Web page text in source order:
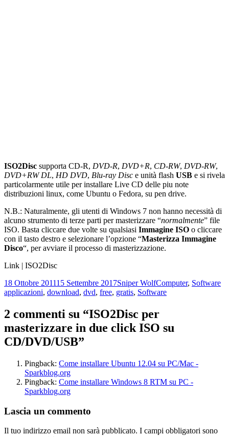
ISO2Disc supporta CD-R, DVD-R, DVD+R, CD-RW, DVD-RW,
DVD+RW DL, HD DVD, Blu-ray Disc e unità flash USB e si rivela
particolarmente utile per installare Live CD delle piu note
distribuzioni linux, come Ubuntu o Fedora, su pen drive.
N.B.: Naturalmente, gli utenti di Windows 7 non hanno necessità di
alcuno strumento di terze parti per masterizzare “normalmente” file
ISO. Basta cliccare due volte su qualsiasi Immagine ISO o cliccare
con il tasto destro e selezionare l’opzione “Masterizza Immagine
Disco“, per avviare il processo di masterizzazione.
Link | ISO2Disc
Scritto
il
18 Ottobre 201115 Settembre 2017Autore
Sniper WolfCategorie
Computer, Software
applicazioni, download, dvd, free, gratis, Software
2 commenti su “ISO2Disc per
masterizzare in due click ISO su
CD/DVD/USB”
Pingback: Come installare Ubuntu 12.04 su PC/Mac -
Sparkblog.org
Pingback: Come installare Windows 8 RTM su PC -
Sparkblog.org
Lascia un commento
Il tuo indirizzo email non sarà pubblicato. I campi obbligatori sono